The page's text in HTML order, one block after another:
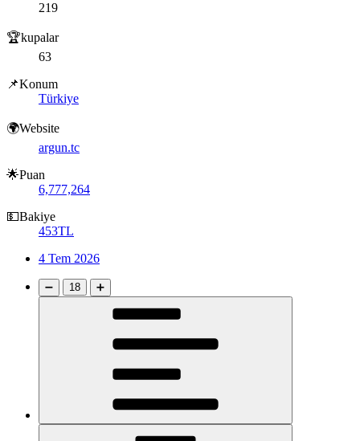
219
🏆kupalar
63
📌Konum
Türkiye
🌍Website
argun.tc
🌟Puan
6,777,264
💵Bakiye
453TL
4 Tem 2026
➖ 18 ➕